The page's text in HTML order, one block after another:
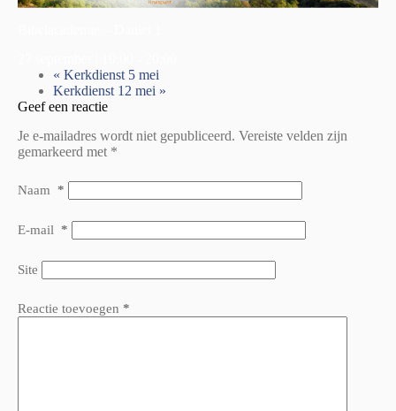
« Kerkdienst 5 mei
Kerkdienst 12 mei »
Geef een reactie
Je e-mailadres wordt niet gepubliceerd. Vereiste velden zijn
gemarkeerd met *
Naam *
E-mail *
Site
Reactie toevoegen *